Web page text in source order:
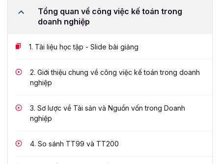
Tổng quan về công việc kế toán trong
doanh nghiệp
1. Tài liệu học tập - Slide bài giảng
2. Giới thiệu chung về công việc kế toán trong doanh
nghiệp
3. Sơ lược về Tài sản và Nguồn vốn trong Doanh
nghiệp
4. So sánh TT99 và TT200